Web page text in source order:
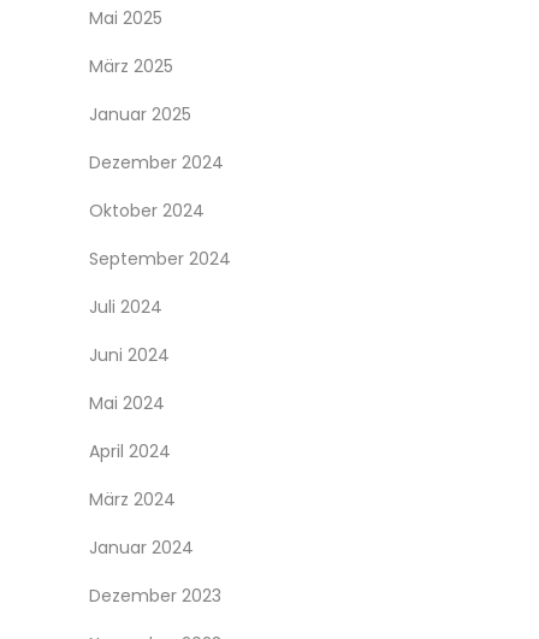
Mai 2025
März 2025
Januar 2025
Dezember 2024
Oktober 2024
September 2024
Juli 2024
Juni 2024
Mai 2024
April 2024
März 2024
Januar 2024
Dezember 2023